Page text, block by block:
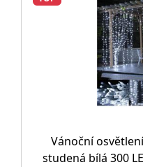
Vánoční
studená bílá 300